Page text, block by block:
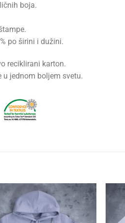
boja.
po širini i dužini.
reciklirani karton.
u jednom boljem svetu.